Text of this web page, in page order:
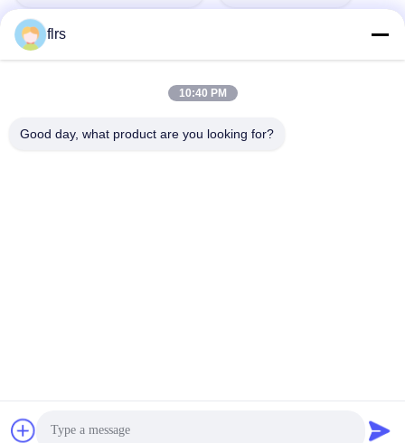
कॉपीराइट © 2020-2026 Shaanxi Flourish Industrial Co., Ltd. . सब सभी
flrs
10:40 PM
Good day, what product are you looking for?